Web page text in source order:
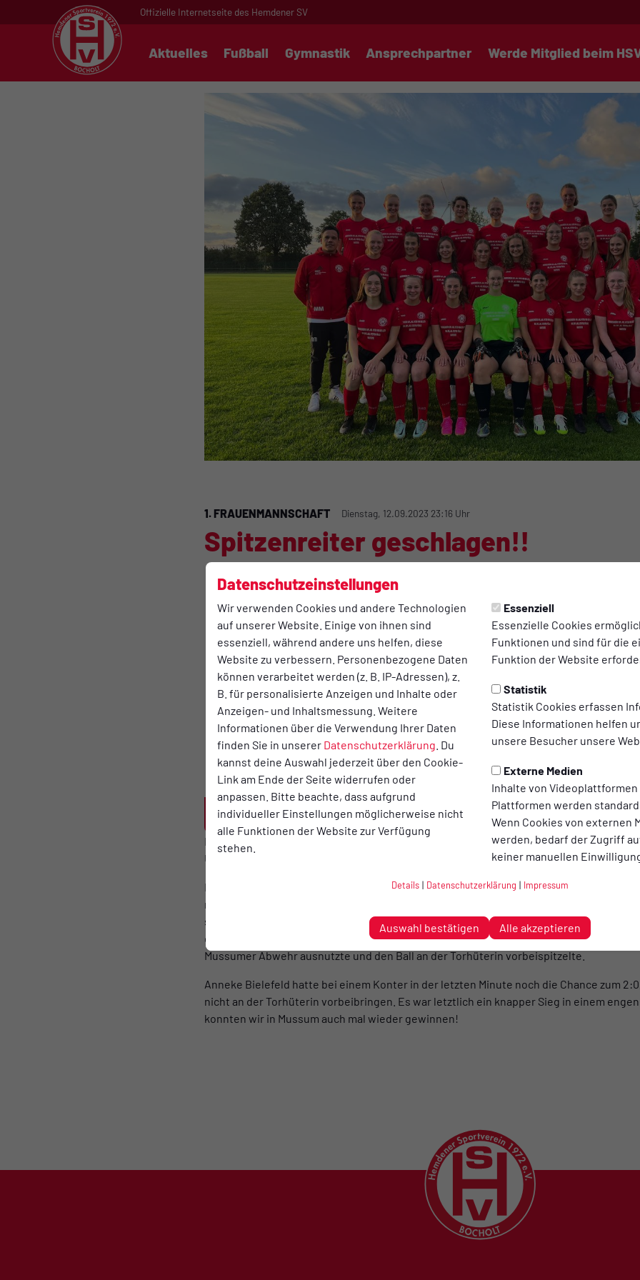
Datenschutzeinstellungen
Wir verwenden Cookies und andere Technologien
auf unserer Website. Einige von ihnen sind
essenziell, während andere uns helfen, diese
Website zu verbessern. Personenbezogene Daten
können verarbeitet werden (z. B. IP-Adressen), z.
B. für personalisierte Anzeigen und Inhalte oder
Anzeigen- und Inhaltsmessung. Weitere
Informationen über die Verwendung Ihrer Daten
finden Sie in unserer Datenschutzerklärung . Du
kannst deine Auswahl jederzeit über den Cookie-
Link am Ende der Seite widerrufen oder
anpassen. Bitte beachte, dass aufgrund
individueller Einstellungen möglicherweise nicht
alle Funktionen der Website zur Verfügung
stehen.
Essenziell
Essenzielle Cookies
Funktionen und sind für die
Funktion der Website
Statistik
Statistik Cookies erfassen
Diese Informationen helfen
unsere Besucher unsere
Externe Medien
Inhalte von Videoplattformen
Plattformen werden
Wenn Cookies von externen
werden, bedarf der Zugriff
keiner manuellen
Details | Datenschutzerklärung | Impressum
Auswahl bestätigen Alle akzeptieren
Offizielle Internetseite des Hemdener SV
Aktuelles Fußball Gymnastik Ansprechpartner Werde Mitglied beim
1. FRAUENMANNSCHAFT Dienstag, 12.09.2023 23:16 Uhr
Spitzenreiter geschlagen!!
SC TuB Mussum
1. Damenmannschaft
0:1
1.
83'
Wechsel
77'
Tor Wechsel Gelbe Karte
Mehr zum Spiel
Beim souveränen Tabellenführer TuB Mussum gelang der zweite Sieg in Folge, nach
Unentschieden zum Saisonbeginn ist die Mannschaft weiter ungeschlagen!
Erwartungsgemäß war es ein Spiel auf Augenhöhe, beide Abwehreihen standen stabil
mit nur wenigen hochkarätigen Chancen. Eine davon vergab Barbara Reuke schon
sie etwas überhastet freistehend aus wenigen Metern übers Tor schoß. Erst in der
etwas mehr Toraktionen. Es dauerte aber bis zur 77.Minute, als Nina Flaswinkel ein
Mussumer Abwehr ausnutzte und den Ball an der Torhüterin vorbeispitzelte.
Anneke Bielefeld hatte bei einem Konter in der letzten Minute noch die Chance zum
nicht an der Torhüterin vorbeibringen. Es war letztlich ein knapper Sieg in einem
konnten wir in Mussum auch mal wieder gewinnen!